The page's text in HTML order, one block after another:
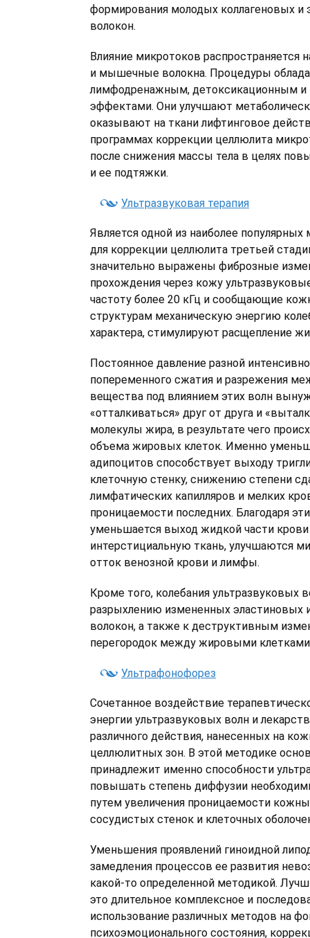
формирования молодых коллагеновых и
волокон.
Влияние микротоков распространяется
и мышечные волокна. Процедуры
лимфодренажным, детоксикационным и
эффектами. Они улучшают
оказывают на ткани лифтинговое
программах коррекции целлюлита
после снижения массы тела в целях
и ее подтяжки.
Ультразвуковая терапия
Является одной из наиболее популярных
для коррекции целлюлита третьей
значительно выражены фиброзные
прохождения через кожу
частоту более 20 кГц и сообщающие
структурам механическую энергию
характера, стимулируют расщепление
Постоянное давление разной
попеременного сжатия и разрежения
вещества под влиянием этих волн
«отталкиваться» друг от друга и
молекулы жира, в результате чего
объема жировых клеток. Именно
адипоцитов способствует выходу
клеточную стенку, снижению степени
лимфатических капилляров и мелких
проницаемости последних. Благодаря
уменьшается выход жидкой части
интерстициальную ткань, улучшаются
отток венозной крови и лимфы.
Кроме того, колебания ультразвуковых
разрыхлению измененных эластиновых
волокон, а также к деструктивным
перегородок между жировыми
Ультрафонофорез
Сочетанное воздействие
энергии ультразвуковых волн и
различного действия, нанесенных на
целлюлитных зон. В этой методике
принадлежит именно способности
повышать степень диффузии
путем увеличения проницаемости
сосудистых стенок и клеточных
Уменьшения проявлений гиноидной
замедления процессов ее развития
какой-то определенной методикой.
это длительное комплексное и
использование различных методов на
психоэмоционального состояния,